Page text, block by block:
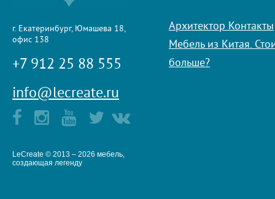
г. Екатеринбург, Юмашева 18,
офис 138
+7 912 25 88 555
info@lecreate.ru
LeCreate © 2013 – 2026 мебель,
создающая легенду
Архитектор Контакты
Мебель из Китая.
больше?